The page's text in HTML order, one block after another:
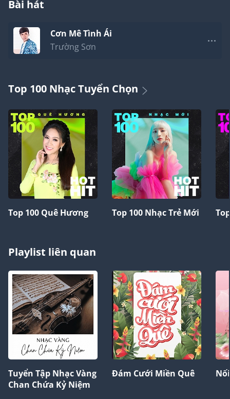
Bài hát
Cơn Mê Tình Ái
Trường Sơn
Top 100 Nhạc Tuyển Chọn
Top 100 Quê Hương Top 100 Nhạc Trẻ Mới
Playlist liên quan
Tuyển Tập Nhạc Vàng
Chan Chứa Kỷ Niệm
Đám Cưới Miền Quê